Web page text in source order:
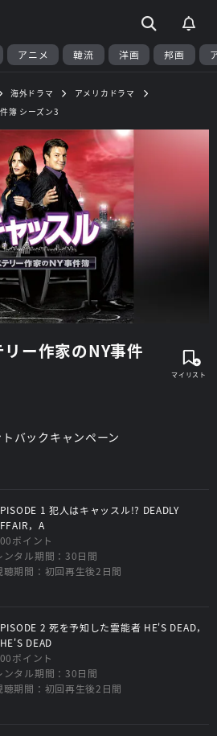
アニメ 韓流 洋画 邦画
海外ドラマ
アメリカドラマ
簿 シーズン3
ー作家のNY事件
1 犯人はキャッスル!? DEADLY
，A
ポイント
ンタル期間：30日間
聴期間：初回再生後2日間
2 死を予知した霊能者 HE'S DEAD，
DEAD
ポイント
ンタル期間：30日間
聴期間：初回再生後2日間